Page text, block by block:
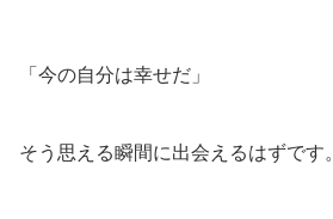
「今の自分は幸せだ」
そう思える瞬間に出会えるはずです。